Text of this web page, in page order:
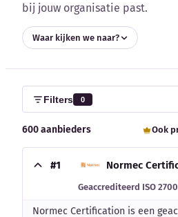
Blog
Externe bronnen
Auteurs
bij jouw organisatie past.
Waar kijken we naar?
Filters 0
600 aanbieders Ook
#1 Normec
Geaccrediteerd ISO
Normec Certification is een